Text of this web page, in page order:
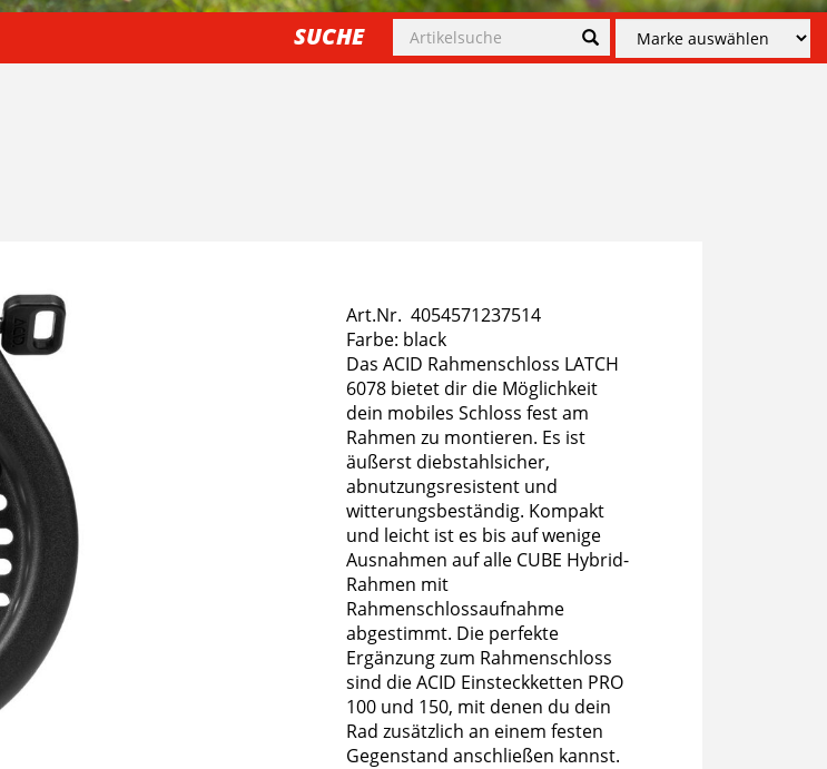
SUCHE
Art.Nr. 4054571237514
Farbe: black
Das ACID Rahmenschloss LATCH
6078 bietet dir die Möglichkeit
dein mobiles Schloss fest am
Rahmen zu montieren. Es ist
äußerst diebstahlsicher,
abnutzungsresistent und
witterungsbeständig. Kompakt
und leicht ist es bis auf wenige
Ausnahmen auf alle CUBE Hybrid-
Rahmen mit
Rahmenschlossaufnahme
abgestimmt. Die perfekte
Ergänzung zum Rahmenschloss
sind die ACID Einsteckketten PRO
100 und 150, mit denen du dein
Rad zusätzlich an einem festen
Gegenstand anschließen kannst.